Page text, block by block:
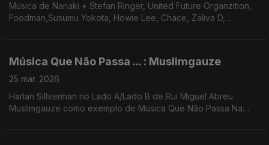
Música de Nariaki + Stefan Ringer, United Future Organzition,
Foodman,Susumu Yokota, Howie Lee, Chace, Zaliva D, ...
Música Que Não Passa ... : Muslimgauze
25 mar. 2026
Harlan Sillverman no Lado A/Lado B de Rui Miguel Abreu.
Muslimgauze como exemplo de Música Que Não Passa Na